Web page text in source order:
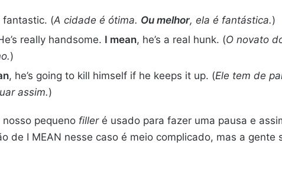
fantastic. (A cidade é ótima. Ou melhor, ela é fantástica.)
really handsome. I mean, he’s a real hunk. (O novato
)
, he’s going to kill himself if he keeps it up. (Ele tem de
assim.)
pequeno filleré usado para fazer uma pausa e
de I MEAN nesse caso é meio complicado, mas a gente